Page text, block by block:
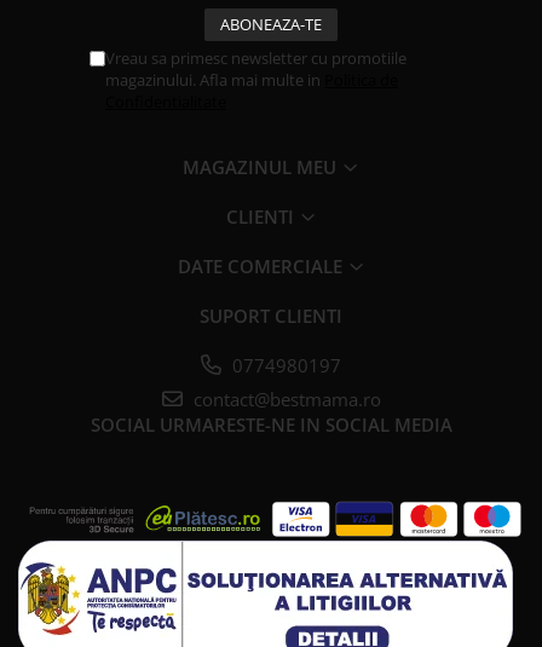
Vreau sa primesc newsletter cu promotiile
magazinului. Afla mai multe in
MAGAZINUL MEU
CLIENTI
DATE COMERCIALE
SUPORT CLIENTI
0774980197
contact@bestmama.ro
SOCIAL URMARESTE-NE IN SOCIAL MEDIA